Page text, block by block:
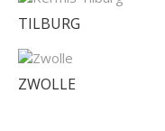
TILBURG
ZWOLLE